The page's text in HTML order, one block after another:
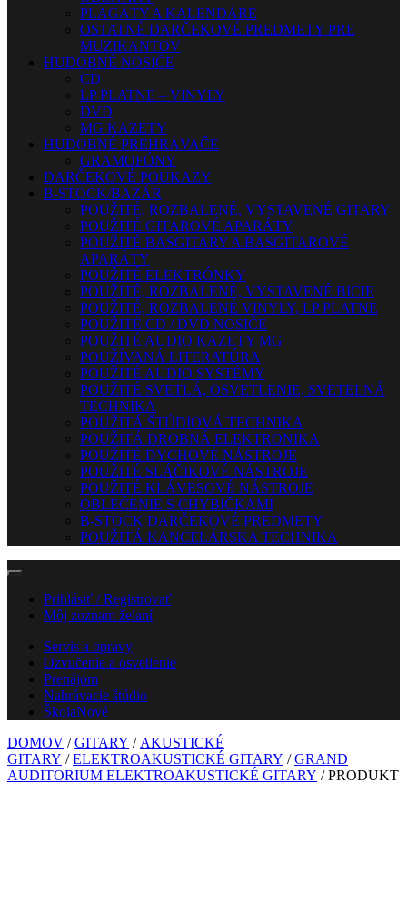
PLAGÁTY A KALENDÁRE
OSTATNÉ DARČEKOVÉ PREDMETY PRE
MUZIKANTOV
HUDOBNÉ NOSIČE
CD
LP PLATNE – VINYLY
DVD
MG KAZETY
HUDOBNÉ PREHRÁVAČE
GRAMOFÓNY
DARČEKOVÉ POUKAZY
B-STOCK/BAZÁR
POUŽITÉ, ROZBALENÉ, VYSTAVENÉ GITARY
POUŽITÉ GITAROVÉ APARÁTY
POUŽITÉ BASGITARY A BASGITAROVÉ
APARÁTY
POUŽITÉ ELEKTRÓNKY
POUŽITÉ, ROZBALENÉ, VYSTAVENÉ BICIE
POUŽITÉ, ROZBALENÉ VINYLY, LP PLATNE
POUŽITÉ CD / DVD NOSIČE
POUŽITÉ AUDIO KAZETY MG
POUŽÍVANÁ LITERATÚRA
POUŽITÉ AUDIO SYSTÉMY
POUŽITÉ SVETLÁ, OSVETLENIE, SVETELNÁ
TECHNIKA
POUŽITÁ ŠTÚDIOVÁ TECHNIKA
POUŽITÁ DROBNÁ ELEKTRONIKA
POUŽITÉ DYCHOVÉ NÁSTROJE
POUŽITÉ SLÁČIKOVÉ NÁSTROJE
POUŽITÉ KLÁVESOVÉ NÁSTROJE
OBLEČENIE S CHYBIČKAMI
B-STOCK DARČEKOVÉ PREDMETY
POUŽITÁ KANCELÁRSKA TECHNIKA
Prihlásiť / Registrovať
Môj zoznam želaní
Servis a opravy
Ozvučenie a osvetlenie
Prenájom
Nahrávacie štúdio
ŠkolaNové
DOMOV /GITARY / AKUSTICKÉ
GITARY /ELEKTROAKUSTICKÉ GITARY /GRAND
AUDITORIUM ELEKTROAKUSTICKÉ GITARY / PRODUKT